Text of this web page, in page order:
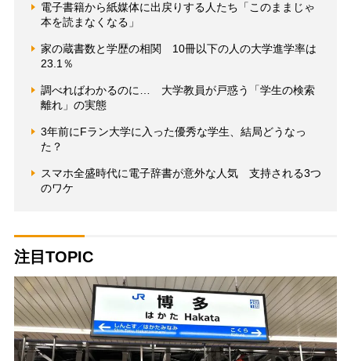
電子書籍から紙媒体に出戻りする人たち「このままじゃ
本を読まなくなる」
家の蔵書数と学歴の相関 10冊以下の人の大学進学率は
23.1％
調べればわかるのに… 大学教員が戸惑う「学生の検索
離れ」の実態
3年前にFラン大学に入った優秀な学生、結局どうなっ
た？
スマホ全盛時代に電子辞書が意外な人気 支持される3つ
のワケ
注目TOPIC